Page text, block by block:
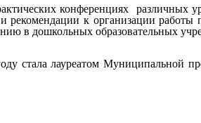
конференциях различных
рекомендации к организации
в дошкольных образовательных
стала лауреатом Муниципальной